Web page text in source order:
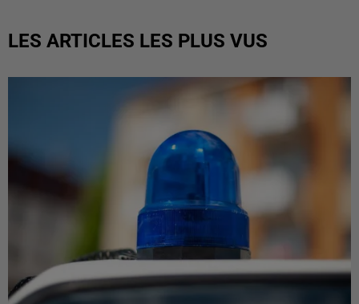
LES ARTICLES LES PLUS VUS